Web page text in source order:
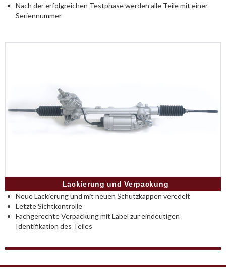
Nach der erfolgreichen Testphase werden alle Teile mit einer
Seriennummer
Lackierung und Verpackung
Neue Lackierung und mit neuen Schutzkappen veredelt
Letzte Sichtkontrolle
Fachgerechte Verpackung mit Label zur eindeutigen
Identifikation des Teiles